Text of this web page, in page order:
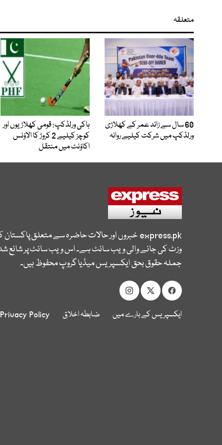
متعلقہ
60 سال سے زائد عمر کے کھلاڑی
ورلڈکپ میں شرکت کیلیے روانہ
ہاکی ورلڈکپ: قومی کھلاڑیوں اور
کوچز کیلیے 2 کروڑ کا الاؤنس
اکاؤنٹ میں منتقل
express.pkخبروں اور حالات حاضرہ سے متعلق
وزٹ کی جانے والی ویب سائٹ ہے۔ اس ویب سائٹ پر شائع
جملہ حقوق بحق ایکسپریس میڈیا گروپ محفوظ ہیں۔
ایکسپریس کے بارے میں ضابطہ اخلاق Privacy Policy